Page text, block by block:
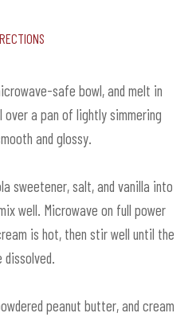
safe bowl, and melt in
a pan of lightly simmering
and glossy.
sweetener, salt, and vanilla into
well. Microwave on full power
is hot, then stir well until the
dissolved.
peanut butter, and cream